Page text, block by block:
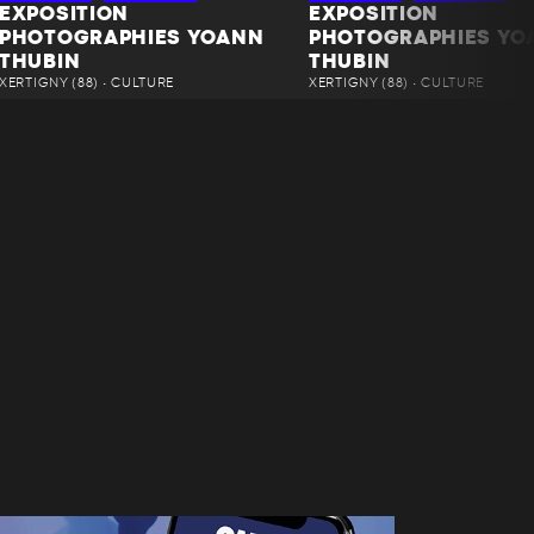
EXPOSITION
PHOTOGRAPHIES YOANN
THUBIN
XERTIGNY (88) • CULTURE
EXPOSITION
PHOTOGRAPHIES
THUBIN
XERTIGNY (88) • CULTURE